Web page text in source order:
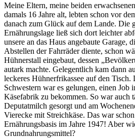
Meine Eltern, meine beiden
damals 16 Jahre alt, lebten schon vor
danach zum Glück auf dem Lande. Die
Ernährungslage ließ sich dort leichter
unsere an das Haus angebaute Garage,
Abstellen der Fahrräder diente, schon
Hühnerstall eingebaut, dessen
autark machte. Gelegentlich kam dann
leckeres Hühnerfrikassee auf den Tisch.
Schwestern war es gelungen, einen Job
Käsefabrik zu bekommen. So war auch
Deputatmilch gesorgt und am
Vierecke mit Streichkäse. Das war
Ernährungsbasis im Jahre 1947! Aber
Grundnahrungsmittel?